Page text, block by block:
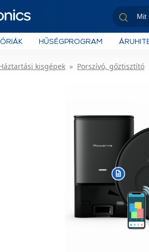
HŰSÉGPROGRAM
kisgépek Porszívó, gőztisztító